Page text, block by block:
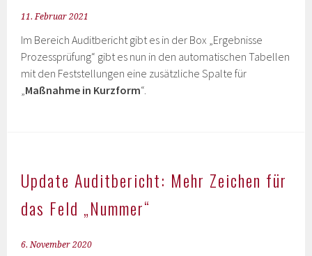
11. Februar 2021
Im Bereich Auditbericht gibt es in der Box „Ergebnisse
Prozessprüfung“ gibt es nun in den automatischen Tabellen
mit den Feststellungen eine zusätzliche Spalte für
„Maßnahme in Kurzform“.
Update Auditbericht: Mehr Zeichen für
das Feld „Nummer“
6. November 2020